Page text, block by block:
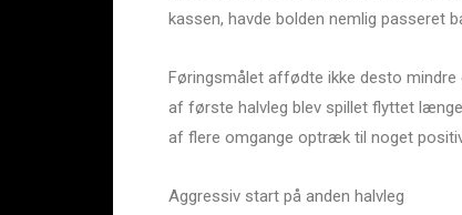
kassen, havde bolden nemlig passeret
Føringsmålet affødte ikke desto
af første halvleg blev spillet flyttet
af flere omgange optræk til noget
Aggressiv start på anden halvleg